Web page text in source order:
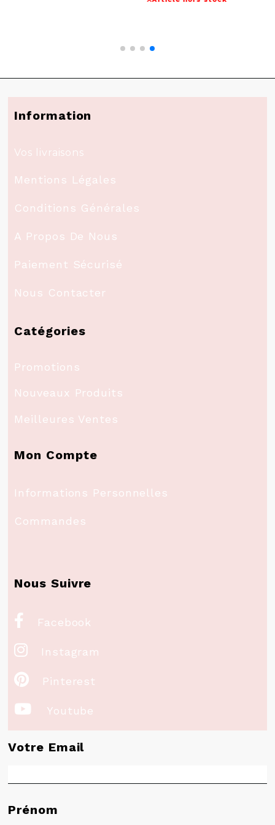
Information
Vos livraisons
Mentions Légales
Conditions Générales
A Propos De Nous
Paiement Sécurisé
Nous Contacter
Catégories
Promotions
Nouveaux Produits
Meilleures Ventes
Mon Compte
Informations Personnelles
Commandes
Nous Suivre
 Facebook
 Instagram
 Pinterest
 Youtube
Votre Email
Prénom